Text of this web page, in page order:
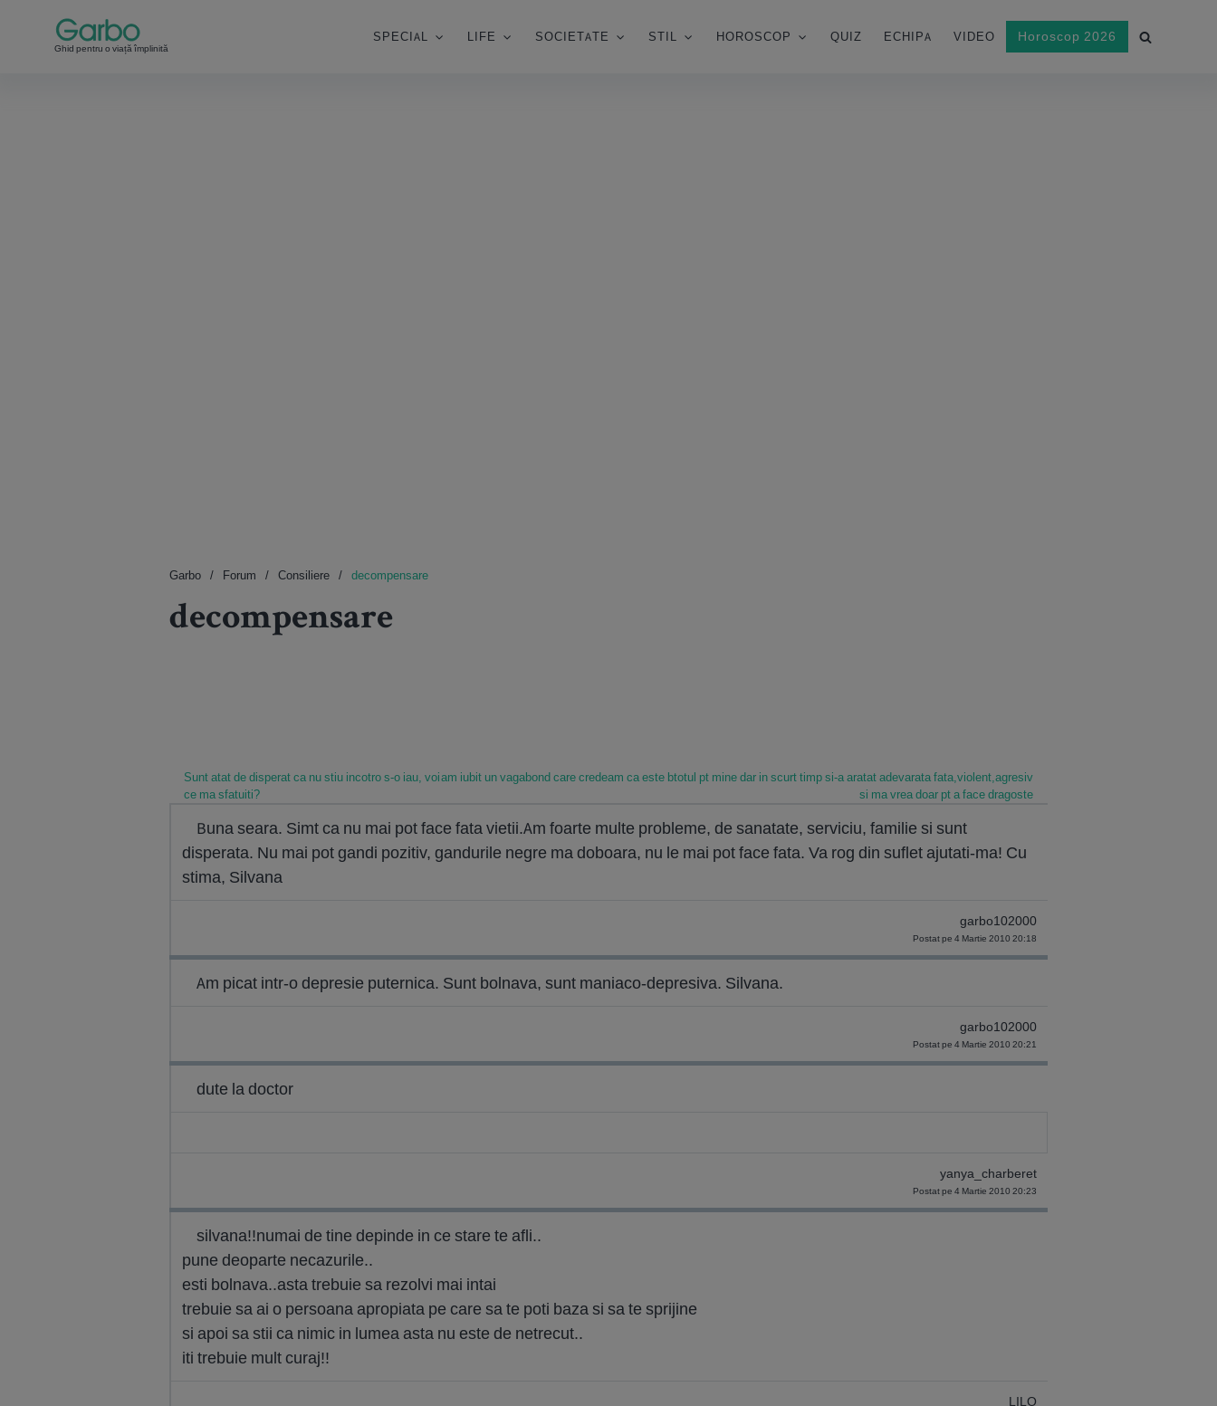
Ghid pentru o viață împlinită
SPECIAL LIFE SOCIETATE STIL HOROSCOP QUIZ ECHIPA VIDEO Horoscop 2026
Garbo Forum Consiliere decompensare
decompensare
Sunt atat de disperat ca nu stiu incotro s-o iau, voi
ce ma sfatuiti?
am iubit un vagabond care credeam ca este btotul pt mine dar in scurt timp si-a aratat adevarata fata,violent,agresiv
si ma vrea doar pt a face dragoste
Buna seara. Simt ca nu mai pot face fata vietii.Am foarte multe probleme, de sanatate, serviciu, familie si sunt
disperata. Nu mai pot gandi pozitiv, gandurile negre ma doboara, nu le mai pot face fata. Va rog din suflet ajutati-ma! Cu
stima, Silvana
garbo102000
Postat pe 4 Martie 2010 20:18
Am picat intr-o depresie puternica. Sunt bolnava, sunt maniaco-depresiva. Silvana.
garbo102000
Postat pe 4 Martie 2010 20:21
dute la doctor
yanya_charberet
Postat pe 4 Martie 2010 20:23
silvana!!numai de tine depinde in ce stare te afli..
pune deoparte necazurile..
esti bolnava..asta trebuie sa rezolvi mai intai
trebuie sa ai o persoana apropiata pe care sa te poti baza si sa te sprijine
si apoi sa stii ca nimic in lumea asta nu este de netrecut..
iti trebuie mult curaj!!
LILO